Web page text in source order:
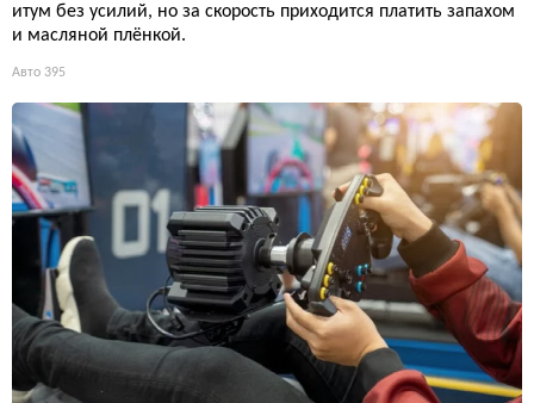
итум без усилий, но за скорость приходится платить запахом
и масляной плёнкой.
Авто 395